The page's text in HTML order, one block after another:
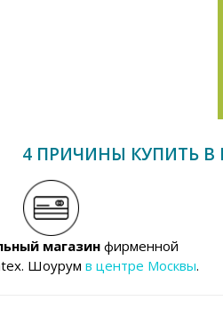
4 ПРИЧИНЫ КУПИТЬ
магазинфирменной
Шоурумв центре Москвы.